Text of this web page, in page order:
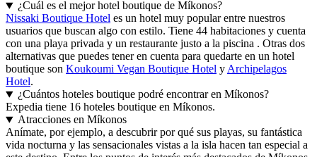
¿Cuál es el mejor hotel boutique de Míkonos?
Nissaki Boutique Hotel es un hotel muy popular entre nuestros
usuarios que buscan algo con estilo. Tiene 44 habitaciones y cuenta
con una playa privada y un restaurante justo a la piscina . Otras dos
alternativas que puedes tener en cuenta para quedarte en un hotel
boutique son Koukoumi Vegan Boutique Hotel yArchipelagos
Hotel.
¿Cuántos hoteles boutique podré encontrar en Míkonos?
Expedia tiene 16 hoteles boutique en Míkonos.
Atracciones en Míkonos
Anímate, por ejemplo, a descubrir por qué sus playas, su fantástica
vida nocturna y las sensacionales vistas a la isla hacen tan especial a